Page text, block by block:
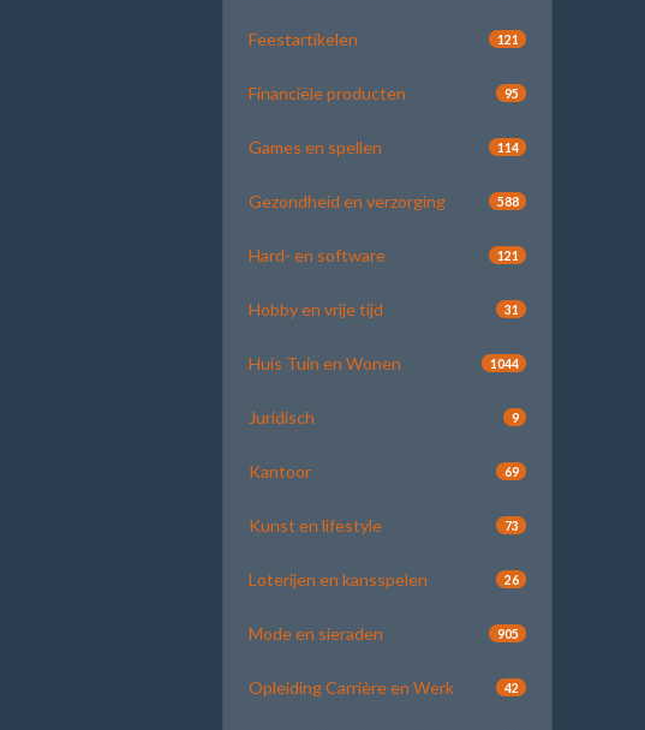
Feestartikelen 121
Financiële producten 95
Games en spellen 114
Gezondheid en verzorging 588
Hard- en software 121
Hobby en vrije tijd 31
Huis Tuin en Wonen 1044
Juridisch 9
Kantoor 69
Kunst en lifestyle 73
Loterijen en kansspelen 26
Mode en sieraden 905
Opleiding Carrière en Werk 42